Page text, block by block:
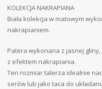
KOLEKCJA NAKRAPIANA
Biała kolekcja w matowym
nakrapianiem.
Patera wykonana z jasnej
z efektem nakrapiania.
Ten rozmiar talerza idealnie
serów lub jako taca do